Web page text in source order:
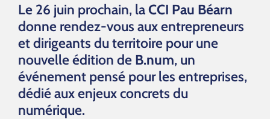
Le 26 juin prochain, laCCI Pau Béarn
donne rendez-vous aux entrepreneurs
et dirigeants du territoire pour une
nouvelle édition de B.num, un
événement pensé pour les entreprises,
dédié aux enjeux concrets du
numérique.